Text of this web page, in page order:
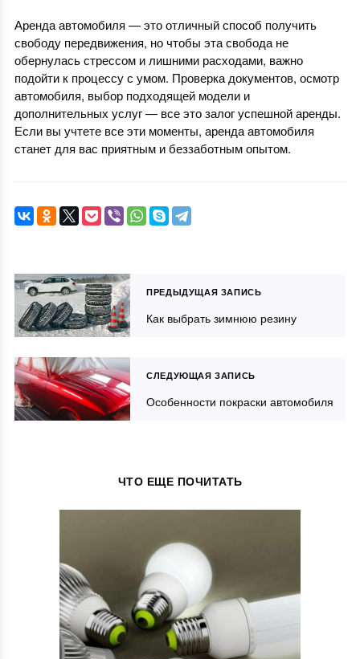
Аренда автомобиля — это отличный способ получить
свободу передвижения, но чтобы эта свобода не
обернулась стрессом и лишними расходами, важно
подойти к процессу с умом. Проверка документов, осмотр
автомобиля, выбор подходящей модели и
дополнительных услуг — все это залог успешной аренды.
Если вы учтете все эти моменты, аренда автомобиля
станет для вас приятным и беззаботным опытом.
ПРЕДЫДУЩАЯ ЗАПИСЬ
Как выбрать зимнюю резину
СЛЕДУЮЩАЯ ЗАПИСЬ
Особенности покраски автомобиля
ЧТО ЕЩЕ ПОЧИТАТЬ